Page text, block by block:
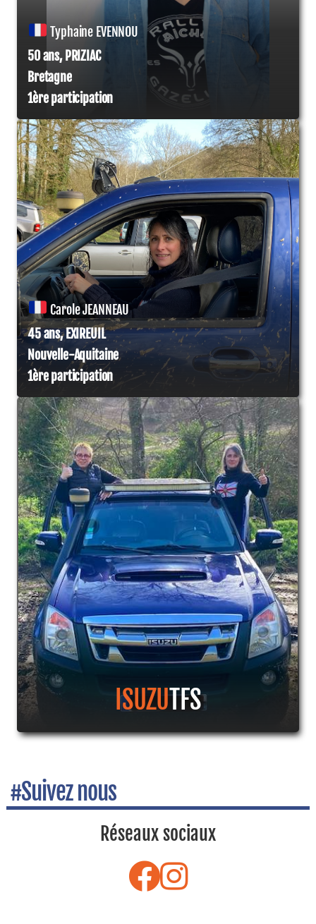
Typhaine EVENNOU
50 ans, PRIZIAC
Bretagne
1ère participation
Carole JEANNEAU
45 ans, EXIREUIL
Nouvelle-Aquitaine
1ère participation
ISUZUTFS
#Suivez nous
Réseaux sociaux